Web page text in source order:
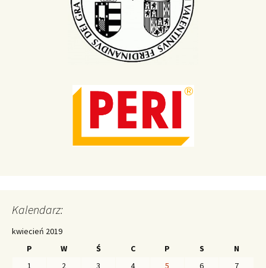
Kalendarz:
kwiecień 2019
P
W Ś C P S
N
1
2 3 4 5 6
7